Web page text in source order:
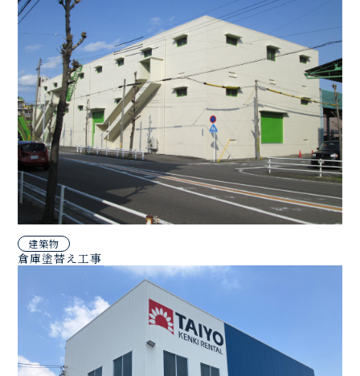
建築物
倉庫塗替え工事